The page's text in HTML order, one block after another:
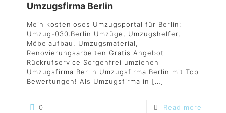
Umzugsfirma Berlin
Mein kostenloses Umzugsportal für Berlin:
Umzug-030.Berlin Umzüge, Umzugshelfer,
Möbelaufbau, Umzugsmaterial,
Renovierungsarbeiten Gratis Angebot
Rückrufservice Sorgenfrei umziehen
Umzugsfirma Berlin Umzugsfirma Berlin mit Top
Bewertungen! Als Umzugsfirma in […]
0 Read more